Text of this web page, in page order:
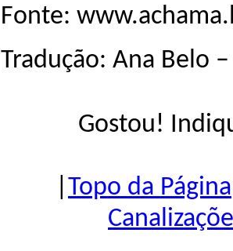
Fonte:
Tradução: Ana Belo
Gostou!
Topo da Página